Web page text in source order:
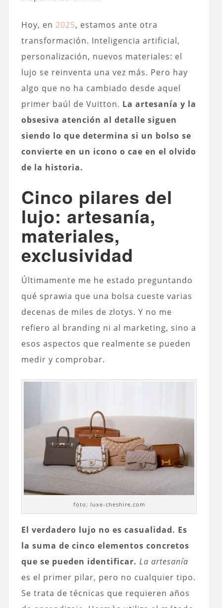
Hoy, en 2025, estamos ante otra
transformación. Inteligencia artificial,
personalización, nuevos materiales: el
lujo se reinventa una vez más. Pero hay
algo que no ha cambiado desde aquel
primer baúl de Vuitton. La artesanía y la
obsesiva atención al detalle siguen
siendo lo que determina si un bolso se
convierte en un icono o cae en el olvido
de la historia.
Cinco pilares del
lujo: artesanía,
materiales,
exclusividad
Últimamente me he estado preguntando
qué sprawia que una bolsa cueste varias
decenas de miles de zlotys. Y no me
refiero al branding ni al marketing, sino a
esos aspectos que realmente se pueden
medir y comprobar.
foto: luxe-cheshire.com
El verdadero lujo no es casualidad. Es
la suma de cinco elementos concretos
que se pueden identificar. La artesanía
es el primer pilar, pero no cualquier tipo.
Se trata de técnicas que requieren años